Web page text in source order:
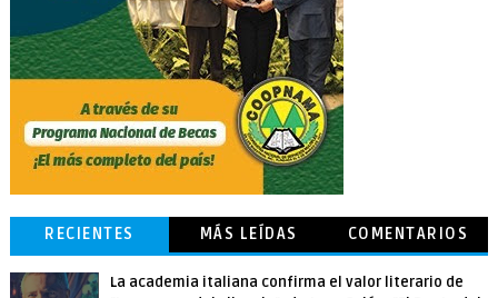
RECIENTES MÁS LEÍDAS COMENTARIOS
La academia italiana confirma el valor literario de